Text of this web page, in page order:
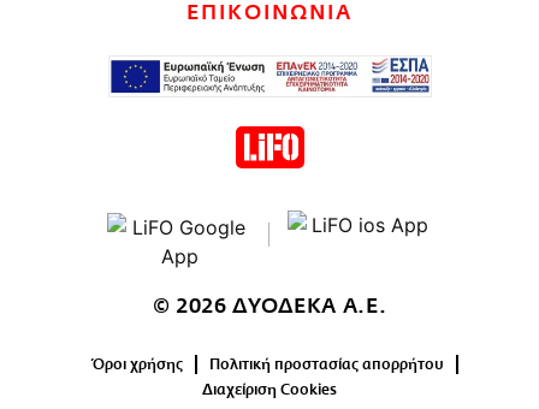
ΕΠΙΚΟΙΝΩΝΙΑ
© 2026 ΔΥΟΔΕΚΑ Α.Ε.
Όροι χρήσης
Πολιτική προστασίας απορρήτου
Διαχείριση Cookies